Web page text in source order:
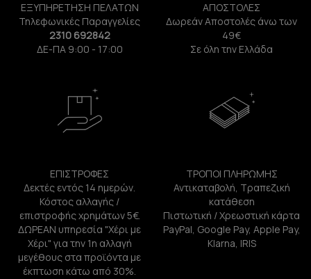
ΕΞΥΠΗΡΕΤΗΣΗ ΠΕΛΑΤΩΝ
Τηλεφωνικές Παραγγελίες
2310 692842
ΔΕ-ΠΑ 9:00 - 17:00
ΑΠΟΣΤΟΛΕΣ
Δωρεάν Αποστολές άνω των
49€
Σε όλη την Ελλάδα
ΕΠΙΣΤΡΟΦΕΣ
Δεκτές εντός 14 ημερών.
Κόστος αλλαγής /
επιστροφής χρημάτων 5€.
ΔΩΡΕΑΝ υπηρεσία "Χέρι με
Χέρι" για την 1η αλλαγή
μεγέθους στα προϊόντα με
έκπτωση κάτω από 30%.
ΤΡΟΠΟΙ ΠΛΗΡΩΜΗΣ
Αντικαταβολή, Τραπεζική
κατάθεση
Πιστωτική / Χρεωστική κάρτα
PayPal, Google Pay, Apple Pay,
Klarna, IRIS